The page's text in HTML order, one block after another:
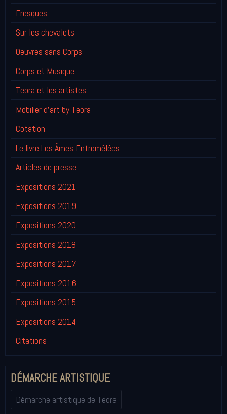
Fresques
Sur les chevalets
Oeuvres sans Corps
Corps et Musique
Teora et les artistes
Mobilier d'art by Teora
Cotation
Le livre Les Âmes Entremêlées
Articles de presse
Expositions 2021
Expositions 2019
Expositions 2020
Expositions 2018
Expositions 2017
Expositions 2016
Expositions 2015
Expositions 2014
Citations
DÉMARCHE ARTISTIQUE
Démarche artistique de Teora